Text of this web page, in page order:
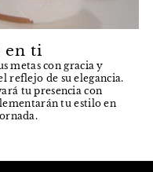
en ti
metas con gracia y
reflejo de su elegancia.
tu presencia con
tu estilo en